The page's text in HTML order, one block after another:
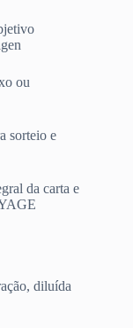
ou
sorteio e
da carta e
diluída